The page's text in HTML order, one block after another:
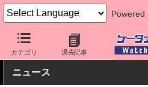
Powered
カテゴリ 過去記事
ケータイ Watch 周辺機器/アクセサ
ニュース